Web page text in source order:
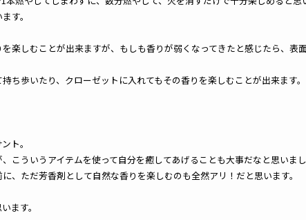
す。
楽しむことが出来ますが、もしも香りが弱くなってきたと感じたら、表
ち歩いたり、クローゼットに入れてもその香りを楽しむことが出来ます。
ト。
こういうアイテムを使って自分を癒してあげることも大事だなと思いまし
、ただ芳香剤として自然な香りを楽しむのも全然アリ！だと思います。
ます。